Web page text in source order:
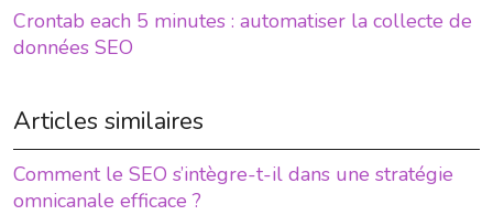
Crontab each 5 minutes : automatiser la collecte de
données SEO
Articles similaires
Comment le SEO s’intègre-t-il dans une stratégie
omnicanale efficace ?